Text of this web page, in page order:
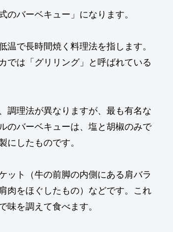
バーベキュー」になります。
で長時間焼く料理法を指します。
では「グリリング」と呼ばれている
調理法が異なりますが、最も有名な
のバーベキューは、塩と胡椒のみで
したものです。
ット（牛の前脚の内側にある肩バラ
肉をほぐしたもの）などです。これ
を調えて食べます。